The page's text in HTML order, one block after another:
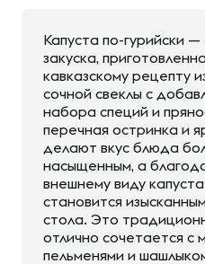
Капуста по-гурийски
закуска,
кавказскому рецепту
сочной свеклы с
набора специй и
перечная остринка и
делают вкус блюда
насыщенным, а
внешнему виду
становится
стола. Это
отлично сочетается с
пельменями и